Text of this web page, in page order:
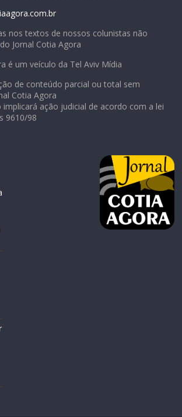
nos textos de nossos colunistas não
Jornal Cotia Agora
é um veículo da Tel Aviv Mídia
de conteúdo parcial ou total sem
Cotia Agora
ação judicial de acordo com a lei
9610/98